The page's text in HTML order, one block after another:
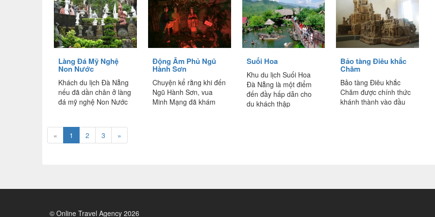
Làng Đá Mỹ Nghệ
Non Nước
Khách du lịch Đà Nẵng
nếu đã dần chân ở làng
đá mỹ nghệ Non Nước
tinh...
Động Âm Phủ Ngũ
Hành Sơn
Chuyện kể rằng khi đến
Ngũ Hành Sơn, vua
Minh Mạng đã khám
Suối Hoa
Khu du lịch Suối Hoa
Đà Nẵng là một điểm
đến đầy hấp dẫn cho
du khách thập
Bảo tàng Điêu khắc
Chăm
Bảo tàng Điêu khắc
Chăm được chính thức
khánh thành vào đầu
« 1 2 3 »
© Online Travel Agency 2026